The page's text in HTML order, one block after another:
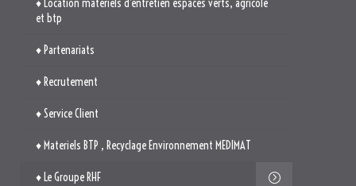
♦ Materiels BTP , Recyclage Environnement MEDIMAT
♦ Le Groupe RHF
♦ Plan du site
♦ Mentions légales
♦ Politique de cookies (UE)